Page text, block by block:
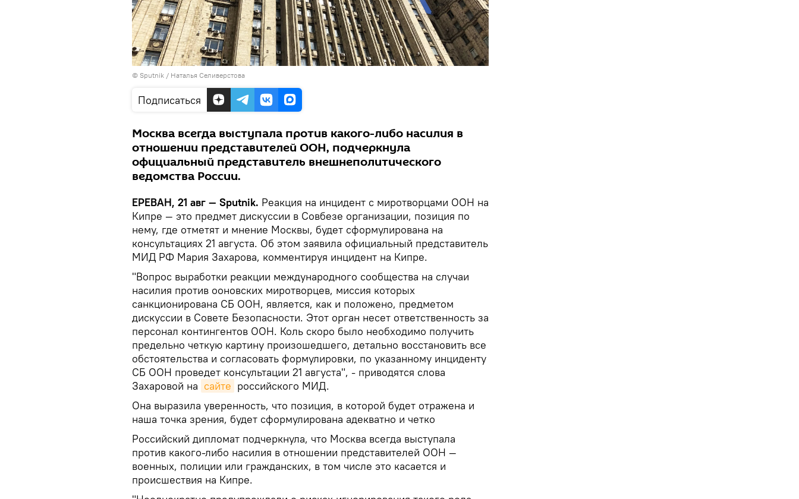
© Sputnik / Наталья Селиверстова
Подписаться
Москва всегда выступала против какого-либо насилия в
отношении представителей ООН, подчеркнула
официальный представитель внешнеполитического
ведомства России.
ЕРЕВАН, 21 авг — Sputnik. Реакция на инцидент с миротворцами ООН на
Кипре — это предмет дискуссии в Совбезе организации, позиция по
нему, где отметят и мнение Москвы, будет сформулирована на
консультациях 21 августа. Об этом заявила официальный представитель
МИД РФ Мария Захарова, комментируя инцидент на Кипре.
"Вопрос выработки реакции международного сообщества на случаи
насилия против ооновских миротворцев, миссия которых
санкционирована СБ ООН, является, как и положено, предметом
дискуссии в Совете Безопасности. Этот орган несет ответственность за
персонал контингентов ООН. Коль скоро было необходимо получить
предельно четкую картину произошедшего, детально восстановить все
обстоятельства и согласовать формулировки, по указанному инциденту
СБ ООН проведет консультации 21 августа", - приводятся слова
Захаровой на сайте российского МИД.
Она выразила уверенность, что позиция, в которой будет отражена и
наша точка зрения, будет сформулирована адекватно и четко
Российский дипломат подчеркнула, что Москва всегда выступала
против какого-либо насилия в отношении представителей ООН —
военных, полиции или гражданских, в том числе это касается и
происшествия на Кипре.